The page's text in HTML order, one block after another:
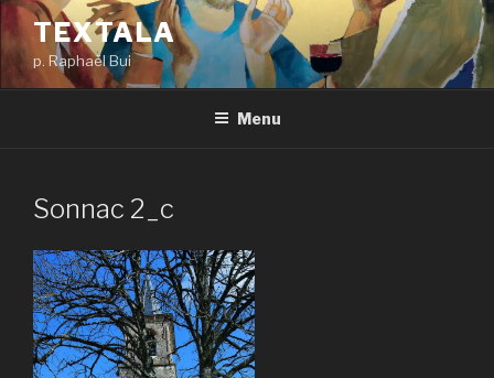
Aller
au
contenu
principal
TEXTALA
p. Raphaël Bui
Menu
Sonnac 2_c